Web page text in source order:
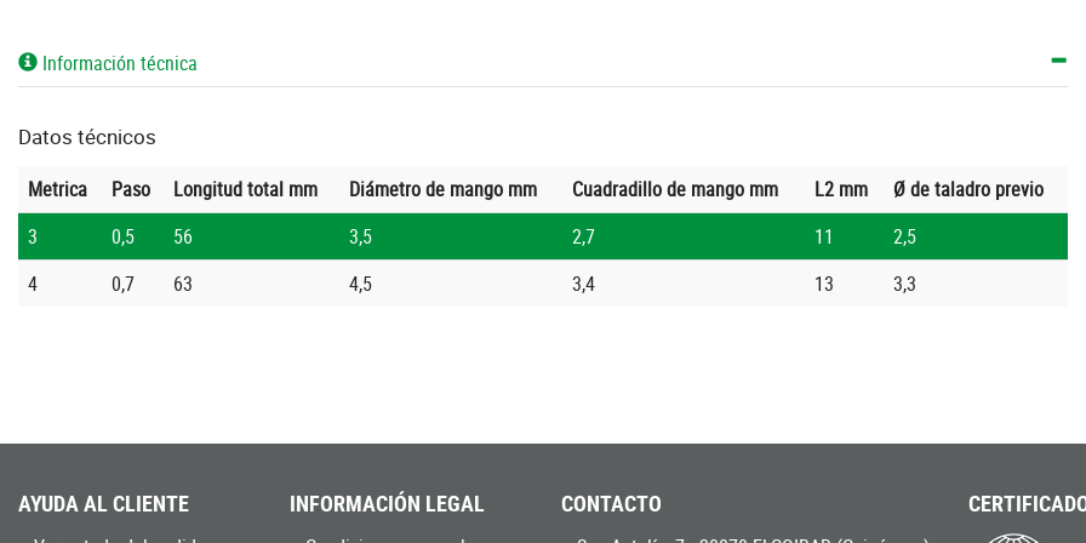
Información técnica
Datos técnicos
Metrica Paso Longitud total mm Diámetro de mango mm Cuadradillo de mango mm L2 mm
Ø de taladro previo
3
0,5 56 3,5 2,7 11
2,5
4
0,7 63 4,5 3,4 13 3,3
AYUDA AL CLIENTE INFORMACIÓN LEGAL CONTACTO